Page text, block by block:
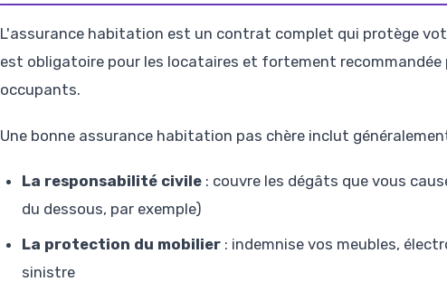
L'assurance habitation est un contrat complet qui protège
est obligatoire pour les locataires et fortement
occupants.
Une bonne assurance habitation pas chère inclut
La responsabilité civile : couvre les dégâts que vous
du dessous, par exemple)
La protection du mobilier : indemnise vos meubles,
sinistre